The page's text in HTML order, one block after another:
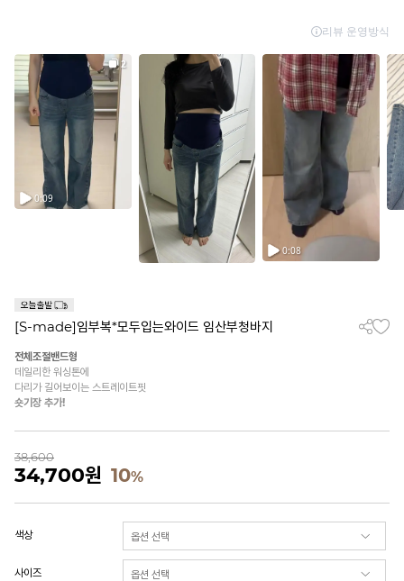
[S-made]임부복*모두입는와이드 임산부청바지
전체조절밴드형
데일리한 워싱톤에
다리가 길어보이는 스트레이트핏
숏기장 추가!
38,600
34,700원 10%
색상
사이즈